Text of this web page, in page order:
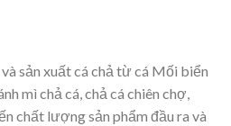
sản xuất cá chả từ cá Mối biển
mì chả cá, chả cá chiên chợ,
chất lượng sản phẩm đầu ra và